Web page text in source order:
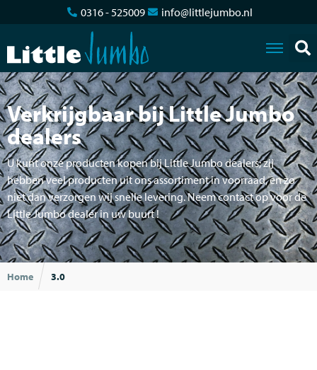
0316 - 525009 info@littlejumbo.nl
Verkrijgbaar bij Little Jumbo
dealers
U kunt onze producten kopen bij Little Jumbo dealers; zij
hebben veel producten uit ons assortiment in voorraad, en zo
niet dan verzorgen wij snelle levering. Neem contact op voor de
Little Jumbo dealer in uw buurt !
Home 3.0